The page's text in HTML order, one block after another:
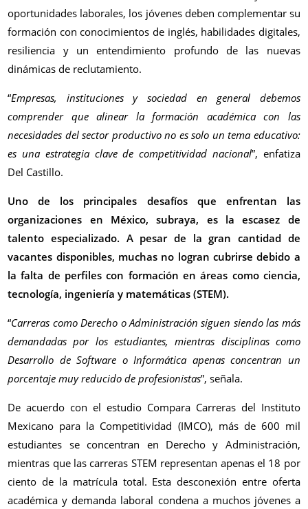
oportunidades laborales, los jóvenes deben complementar su
formación con conocimientos de inglés, habilidades digitales,
resiliencia y un entendimiento profundo de las nuevas
dinámicas de reclutamiento.
“Empresas, instituciones y sociedad en general debemos
comprender que alinear la formación académica con las
necesidades del sector productivo no es solo un tema educativo:
es una estrategia clave de competitividad nacional”, enfatiza
Del Castillo.
Uno de los principales desafíos que enfrentan las
organizaciones en México, subraya, es la escasez de
talento especializado. A pesar de la gran cantidad de
vacantes disponibles, muchas no logran cubrirse debido a
la falta de perfiles con formación en áreas como ciencia,
tecnología, ingeniería y matemáticas (STEM).
“Carreras como Derecho o Administración siguen siendo las más
demandadas por los estudiantes, mientras disciplinas como
Desarrollo de Software o Informática apenas concentran un
porcentaje muy reducido de profesionistas”, señala.
De acuerdo con el estudio Compara Carreras del Instituto
Mexicano para la Competitividad (IMCO), más de 600 mil
estudiantes se concentran en Derecho y Administración,
mientras que las carreras STEM representan apenas el 18 por
ciento de la matrícula total. Esta desconexión entre oferta
académica y demanda laboral condena a muchos jóvenes a